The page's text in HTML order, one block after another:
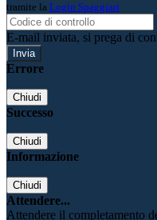
tramite la Login Spaggiari
E-mail inviata, si prega di
Errore
Chiudi
Successo
Chiudi
Informazione
Chiudi
Attendere...
Attendere il completamento